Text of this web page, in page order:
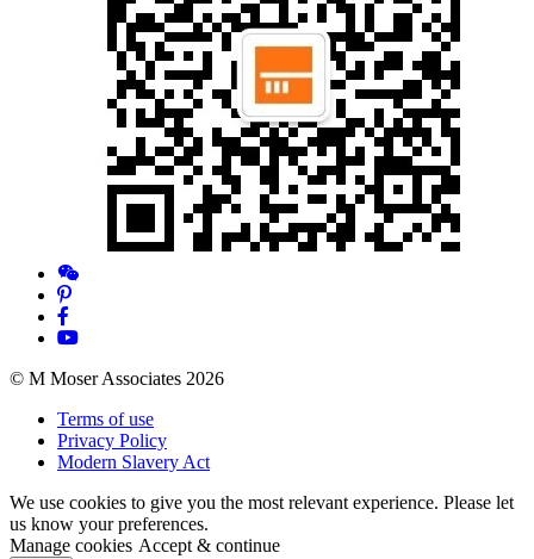
© M Moser Associates 2026
Terms of use
Privacy Policy
Modern Slavery Act
We use cookies to give you the most relevant experience. Please let
us know your preferences.
Manage cookies Accept & continue